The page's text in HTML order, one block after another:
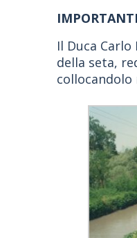
Il Duca
della seta,